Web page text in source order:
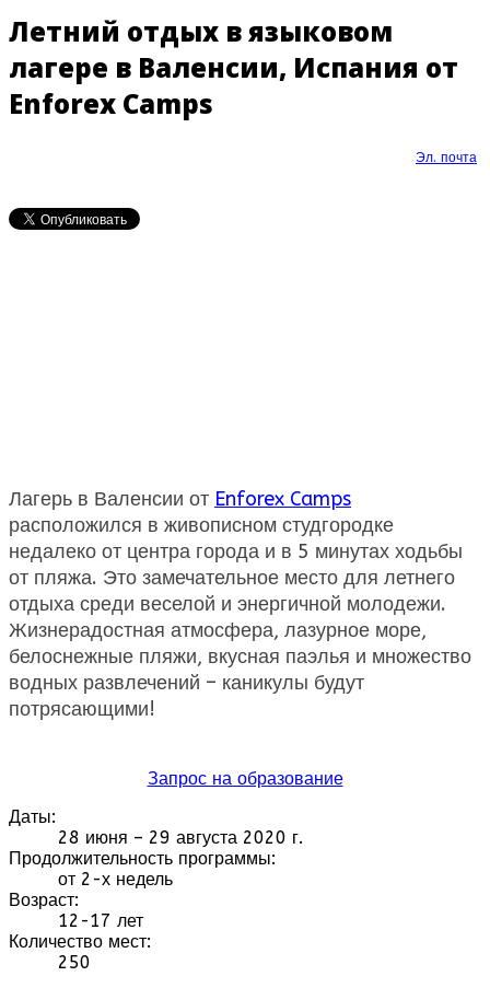
Летний отдых в языковом
лагере в Валенсии, Испания от
Enforex Camps
Эл. почта
Лагерь в Валенсии от Enforex Camps
расположился в живописном студгородке
недалеко от центра города и в 5 минутах ходьбы
от пляжа. Это замечательное место для летнего
отдыха среди веселой и энергичной молодежи.
Жизнерадостная атмосфера, лазурное море,
белоснежные пляжи, вкусная паэлья и множество
водных развлечений – каникулы будут
потрясающими!
Запрос на образование
Даты:
28 июня – 29 августа 2020 г.
Продолжительность программы:
от 2-х недель
Возраст:
12-17 лет
Количество мест:
250